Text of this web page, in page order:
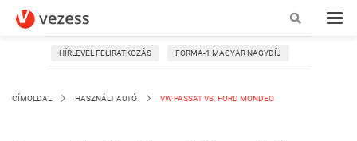
HÍRLEVÉL FELIRATKOZÁS FORMA-1 MAGYAR NAGYDÍJ
CÍMOLDAL HASZNÁLT AUTÓ VW PASSAT VS. FORD MONDEO